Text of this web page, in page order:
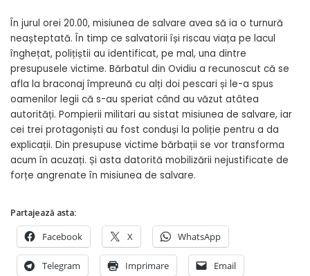
În jurul orei 20.00, misiunea de salvare avea să ia o turnură
neașteptată. În timp ce salvatorii își riscau viața pe lacul
înghețat, polițiștii au identificat, pe mal, una dintre
presupusele victime. Bărbatul din Ovidiu a recunoscut că se
afla la braconaj împreună cu alți doi pescari și le-a spus
oamenilor legii că s-au speriat când au văzut atâtea
autorități. Pompierii militari au sistat misiunea de salvare, iar
cei trei protagoniști au fost conduși la poliție pentru a da
explicații. Din presupuse victime bărbații se vor transforma
acum în acuzați. Și asta datorită mobilizării nejustificate de
forțe angrenate în misiunea de salvare.
Partajează asta:
Facebook X WhatsApp
Telegram Imprimare Email